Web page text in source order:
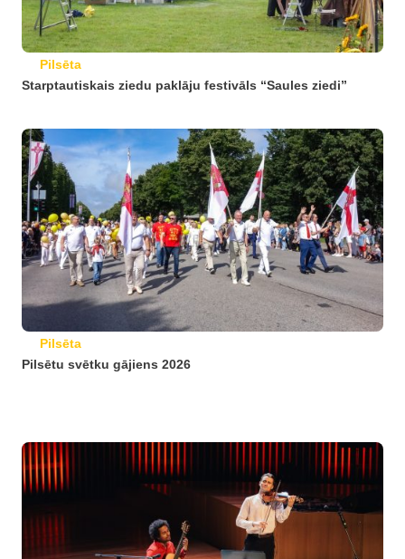
Pilsēta
Starptautiskais ziedu paklāju festivāls “Saules ziedi”
Pilsēta
Pilsētu svētku gājiens 2026